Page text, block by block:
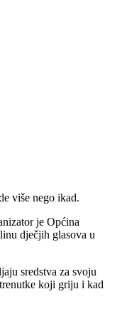
više nego ikad.
je Općina
dječjih glasova u
sredstva za svoju
koji griju i kad